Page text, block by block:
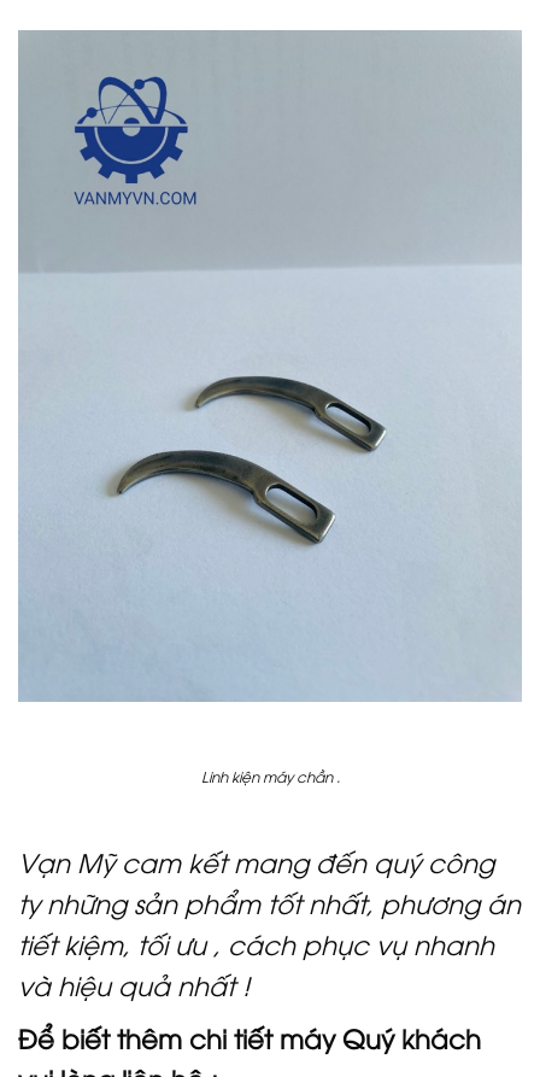
Linh kiện máy chần .
Vạn Mỹ cam kết mang đến quý công
ty những sản phẩm tốt nhất, phương án
tiết kiệm, tối ưu , cách phục vụ nhanh
và hiệu quả nhất !
Để biết thêm chi tiết máy Quý khách